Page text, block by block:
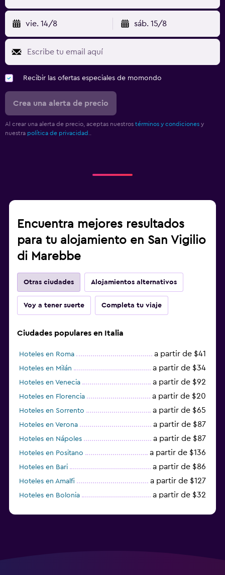
Sistema de entretenimiento
TV de pantalla plana
Zona de trabajo
vie. 14/8 sáb. 15/8
Recibir las ofertas especiales de momondo
Crea una alerta de precio
Al crear una alerta de precio, aceptas nuestros términos y condiciones y
nuestra política de privacidad.
Encuentra mejores resultados
para tu alojamiento en San Vigilio
di Marebbe
Otras ciudades Alojamientos alternativos
Voy a tener suerte Completa tu viaje
Ciudades populares en Italia
Hoteles en Roma a partir de $41
Hoteles en Milán a partir de $34
Hoteles en Venecia a partir de $92
Hoteles en Florencia a partir de $20
Hoteles en Sorrento a partir de $65
Hoteles en Verona a partir de $87
Hoteles en Nápoles a partir de $87
Hoteles en Positano a partir de $136
Hoteles en Bari a partir de $86
Hoteles en Amalfi a partir de $127
Hoteles en Bolonia a partir de $32